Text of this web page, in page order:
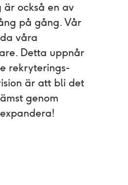
är också en av
på gång. Vår
våra
Detta uppnår
rekryterings-
är att bli det
genom